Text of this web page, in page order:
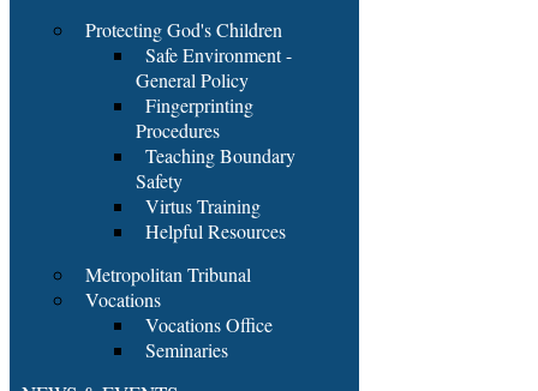
Protecting God's Children
Safe Environment -
General Policy
Fingerprinting
Procedures
Teaching Boundary
Safety
Virtus Training
Helpful Resources
Metropolitan Tribunal
Vocations
Vocations Office
Seminaries